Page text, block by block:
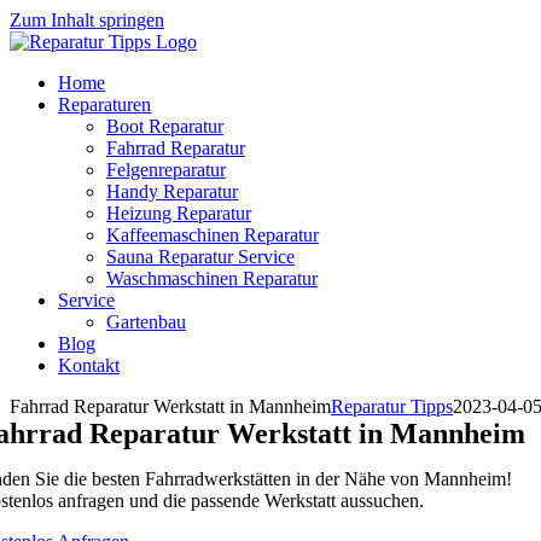
Zum Inhalt springen
Home
Reparaturen
Boot Reparatur
Fahrrad Reparatur
Felgenreparatur
Handy Reparatur
Heizung Reparatur
Kaffeemaschinen Reparatur
Sauna Reparatur Service
Waschmaschinen Reparatur
Service
Gartenbau
Blog
Kontakt
Fahrrad Reparatur Werkstatt in MannheimReparatur Tipps2023-04-
Reparatur Werkstatt in Mannheim
Sie die besten Fahrradwerkstätten in der Nähe von Mannheim!
anfragen und die passende Werkstatt aussuchen.